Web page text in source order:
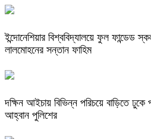
ইন্দোনেশিয়ার বিশ্ববিদ্যালয়ে ফুল ফান্ডেড
লালমোহনের সন্তান ফাহিম
দক্ষিন আইচায় ‎বিভিন্ন পরিচয়ে বাড়িতে
আহ্বান পুলিশের